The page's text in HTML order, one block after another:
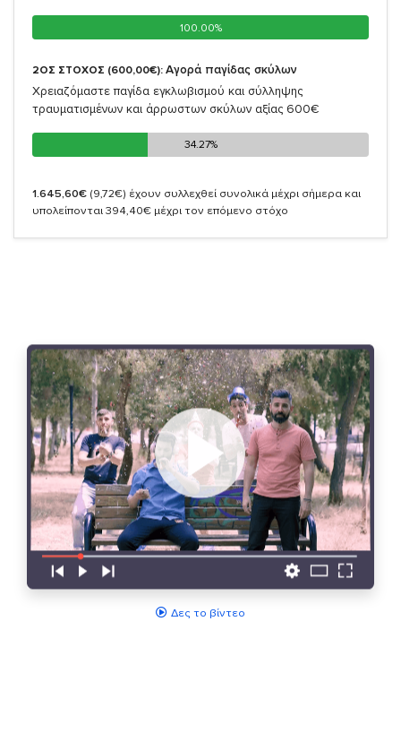
100.00%
100.00%
2ΟΣ ΣΤΟΧΟΣ (600,00€): Αγορά παγίδας σκύλων
Χρειαζόμαστε παγίδα εγκλωβισμού και σύλληψης
τραυματισμένων και άρρωστων σκύλων αξίας 600€
34.27%
34.27%
1.645,60€ (9,72€) έχουν συλλεχθεί συνολικά μέχρι σήμερα και
υπολείπονται 394,40€ μέχρι τον επόμενο στόχο
Δες το βίντεο